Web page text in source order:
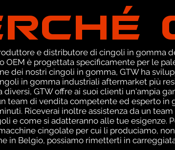
e distributore di cingoli in gomma
è progettata specificamente per le
dei nostri cingoli in gomma, GTW ha
in gomma industriali aftermarket più
GTW offre ai suoi clienti un'ampia
team di vendita competente ed esperto
Riceverai inoltre assistenza da un
e come si adatteranno alle tue esigenze.
cingolate per cui li produciamo,
in Belgio, possiamo rimetterti in